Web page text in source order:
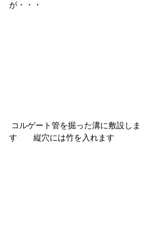
が・・・
す　　縦穴には竹を入れます